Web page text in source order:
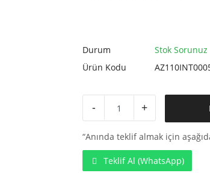
Durum
Stok Sorunuz
Ürün Kodu
- +
“Anında teklif almak için
Teklif Al (WhatsApp)